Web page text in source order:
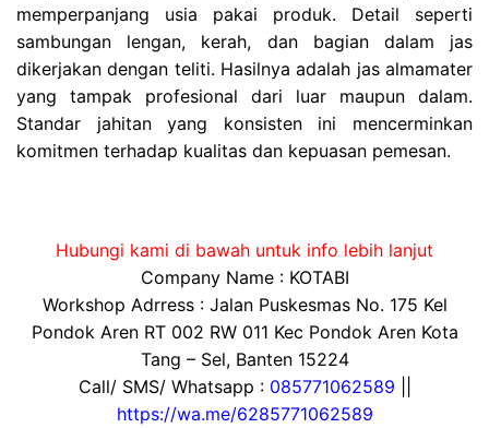
memperpanjang usia pakai produk. Detail seperti
sambungan lengan, kerah, dan bagian dalam jas
dikerjakan dengan teliti. Hasilnya adalah jas almamater
yang tampak profesional dari luar maupun dalam.
Standar jahitan yang konsisten ini mencerminkan
komitmen terhadap kualitas dan kepuasan pemesan.
Hubungi kami di bawah untuk info lebih lanjut
Company Name : KOTABI
Workshop Adrress : Jalan Puskesmas No. 175 Kel
Pondok Aren RT 002 RW 011 Kec Pondok Aren Kota
Tang – Sel, Banten 15224
Call/ SMS/ Whatsapp : 085771062589
https://wa.me/6285771062589